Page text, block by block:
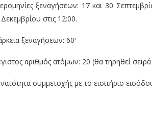
ξεναγήσεων: 17 και 30
στις 12:00.
ξεναγήσεων: 60′
αριθμός ατόμων: 20 (θα τηρηθεί σειρά
συμμετοχής με το εισιτήριο